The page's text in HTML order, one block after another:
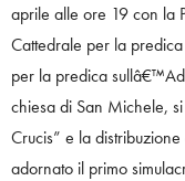
aprile alle ore 19 con la
Cattedrale per la
per la predica
chiesa di San Michele,
Crucis” e la
adornato il primo